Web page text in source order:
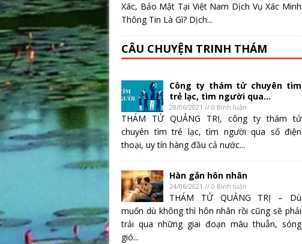
Xác, Bảo Mật Tại Việt Nam Dịch Vụ Xác Minh
Thông Tin Là Gì? Dịch...
CÂU CHUYỆN TRINH THÁM
Công ty thám tử chuyên tìm
trẻ lạc, tìm người qua...
28/06/2021 // 0 Bình luận
THÁM TỬ QUẢNG TRỊ, công ty thám tử
chuyên tìm trẻ lạc, tìm người qua số điện
thoại, uy tín hàng đầu cả nước...
Hàn gắn hôn nhân
24/06/2021 // 0 Bình luận
THÁM TỬ QUẢNG TRỊ – Dù
muốn dù không thì hôn nhân rồi cũng sẽ phải
trải qua những giai đoạn mâu thuẫn, sóng
gió...